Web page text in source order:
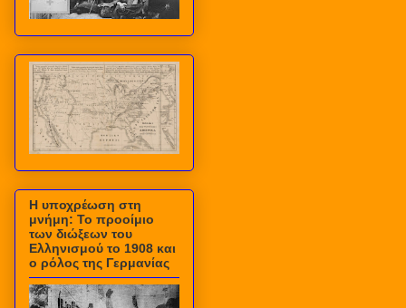
Η υποχρέωση στη
μνήμη: Το προοίμιο
των διώξεων του
Ελληνισμού το 1908 και
ο ρόλος της Γερμανίας